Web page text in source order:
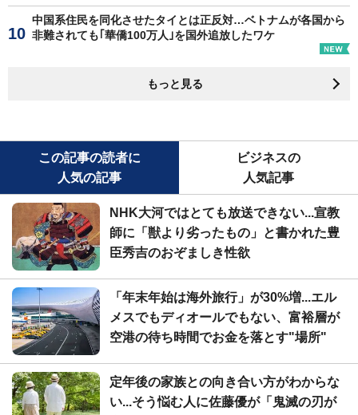
中国系住民を同化させたタイとは正反対…ベトナムが各国から
非難されても｢華僑100万人｣を国外追放したワケ
もっと見る
この記事の読者に
人気の記事
ビジネスの
人気記事
NHK大河ではとても放送できない...宣教
師に「獣より劣ったもの」と書かれた豊
臣秀吉のおぞましき性欲
「年末年始は海外旅行」が30%増...エル
メスでもディオールでもない、富裕層が
空港の待ち時間でお金を落とす"場所"
定年後の家族との向き合い方がわからな
い...そう悩む人に佐藤優が「鬼滅の刃が